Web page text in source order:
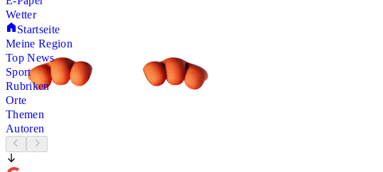
Wetter
Startseite
Meine Region
Top News
Sport
Rubriken
Orte
Themen
Autoren